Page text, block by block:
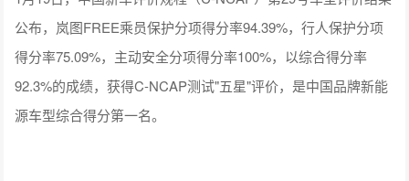
公布，岚图FREE乘员保护分项得分率94.39%，行人保护分项
得分率75.09%，主动安全分项得分率100%，以综合得分率
92.3%的成绩，获得C-NCAP测试"五星"评价，是中国品牌新能
源车型综合得分第一名。